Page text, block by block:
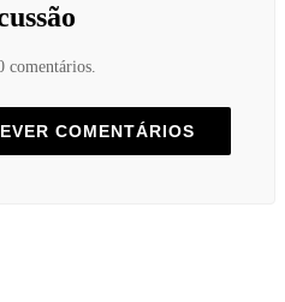
comentários.
COMENTÁRIOS